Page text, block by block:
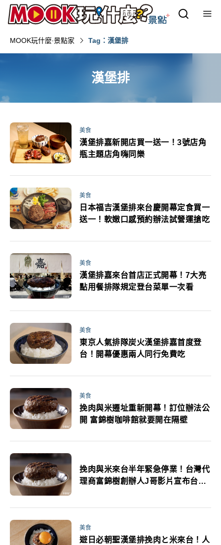
MOOK玩什麼‧景點家 Tag：漢堡排
漢堡排
美食
漢堡排嘉新開店買一送一！3號店角
瓶主題店角嗨同樂
美食
日本福吉漢堡排來台慶開幕定食買一
送一！軟嫩口感預約辦法試營運搶吃
美食
漢堡排嘉來台首店正式開幕！7大亮
點用餐排隊規定登台菜單一次看
美食
東京人氣排隊炭火漢堡排嘉首度登
台！開幕優惠兩人同行免費吃
美食
挽肉與米遷址重新開幕！訂位辦法公
開 富錦樹咖啡館就要開在隔壁
挽肉與米來台半年緊急停業！台灣代
理商富錦樹創辦人J哥影片宣布台灣
美食
遊日必朝聖漢堡排挽肉と米來台！人